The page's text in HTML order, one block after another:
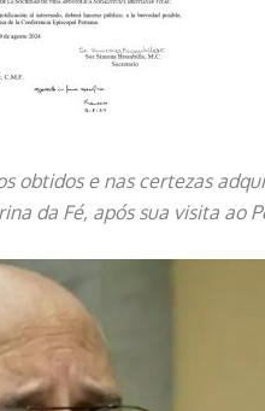
obtidos e nas certezas
da Fé, após sua visita ao